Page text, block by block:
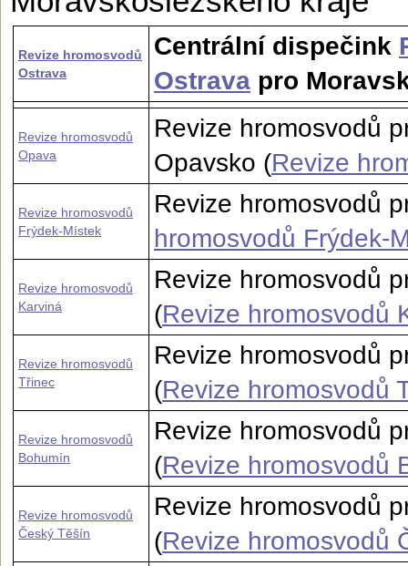
Revize hromosvodů
Ostrava
Centrální dispečink
Ostrava pro
Revize hromosvodů
Opava
Revize hromosvodů
Opavsko (Revize
Revize hromosvodů
Frýdek-Místek
Revize hromosvodů
hromosvodů Frýdek-
Revize hromosvodů
Karviná
Revize hromosvodů
(Revize hromosvodů
Revize hromosvodů
Třinec
Revize hromosvodů
(Revize hromosvodů
Revize hromosvodů
Bohumín
Revize hromosvodů
(Revize hromosvodů
Revize hromosvodů
Český Těšín
Revize hromosvodů
(Revize hromosvodů